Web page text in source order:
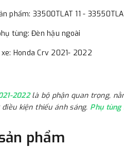
phẩm: 33500TLAT 11 -
tùng: Đèn hậu ngoài
Honda Crv 2021- 2022
2022là bộ phận quan trọng,
kiện thiếu ánh sáng. Phụ tùng
phẩm